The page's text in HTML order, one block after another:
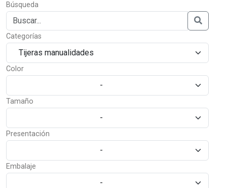
Búsqueda
Categorías
Color
-
Tamaño
-
Presentación
-
Embalaje
-